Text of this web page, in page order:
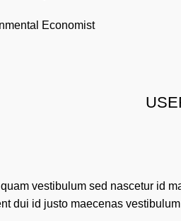
Economist
vestibulum sed nascetur id
dui id justo maecenas